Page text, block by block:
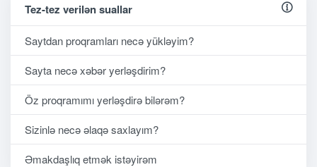
Tez-tez verilən suallar
Saytdan proqramları necə yükləyim?
Sayta necə xəbər yerləşdirim?
Öz proqramımı yerləşdirə bilərəm?
Sizinlə necə əlaqə saxlayım?
Əmakdaşlıq etmək istəyirəm